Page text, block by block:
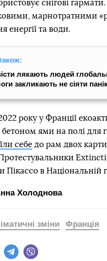
снігові
марнотратними
енергії та води.
лякають людей
закликають не сіяти
року у Франції
ями на полі для
себедо рам двох
Протестувальники
Пікассо в Національній
Холоднова
Twitter Telegram
зміни Франція